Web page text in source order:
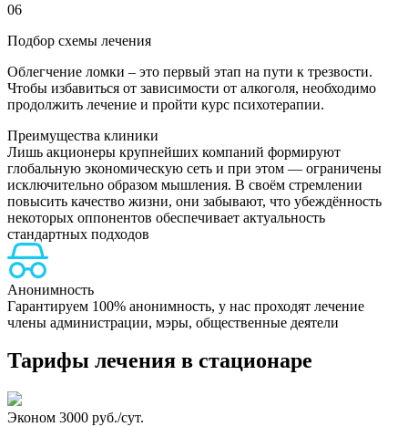
06
Подбор схемы лечения
Облегчение ломки – это первый этап на пути к трезвости.
Чтобы избавиться от зависимости от алкоголя, необходимо
продолжить лечение и пройти курс психотерапии.
Преимущества клиники
Лишь акционеры крупнейших компаний формируют
глобальную экономическую сеть и при этом — ограничены
исключительно образом мышления. В своём стремлении
повысить качество жизни, они забывают, что убеждённость
некоторых оппонентов обеспечивает актуальность
стандартных подходов
Анонимность
Гарантируем 100% анонимность, у нас проходят лечение
члены администрации, мэры, общественные деятели
Тарифы лечения в стационаре
Эконом 3000 руб./сут.